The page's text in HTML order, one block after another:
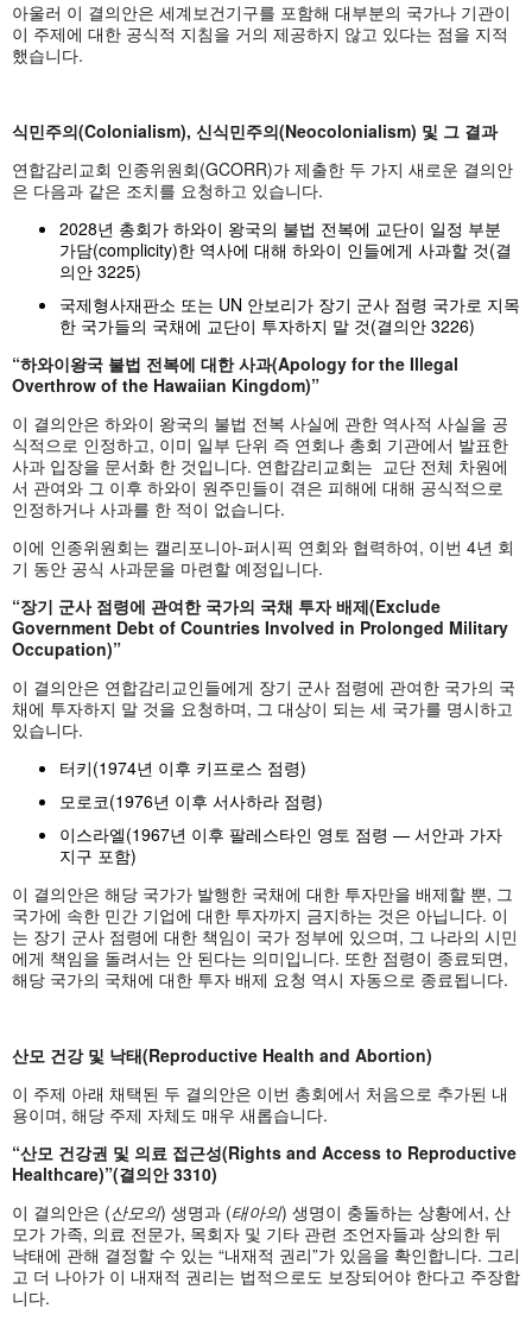
아울러 이 결의안은 세계보건기구를 포함해 대부분의 국가나 기관이
이 주제에 대한 공식적 지침을 거의 제공하지 않고 있다는 점을 지적
했습니다.
식민주의(Colonialism), 신식민주의(Neocolonialism) 및 그 결과
연합감리교회 인종위원회(GCORR)가 제출한 두 가지 새로운 결의안
은 다음과 같은 조치를 요청하고 있습니다.
2028년 총회가 하와이 왕국의 불법 전복에 교단이 일정 부분
가담(complicity)한 역사에 대해 하와이 인들에게 사과할 것(결
의안 3225)
국제형사재판소 또는 UN 안보리가 장기 군사 점령 국가로 지목
한 국가들의 국채에 교단이 투자하지 말 것(결의안 3226)
“하와이왕국 불법 전복에 대한 사과(Apology for the Illegal
Overthrow of the Hawaiian Kingdom)”
이 결의안은 하와이 왕국의 불법 전복 사실에 관한 역사적 사실을 공
식적으로 인정하고, 이미 일부 단위 즉 연회나 총회 기관에서 발표한
사과 입장을 문서화 한 것입니다. 연합감리교회는 교단 전체 차원에
서 관여와 그 이후 하와이 원주민들이 겪은 피해에 대해 공식적으로
인정하거나 사과를 한 적이 없습니다.
이에 인종위원회는 캘리포니아-퍼시픽 연회와 협력하여, 이번 4년 회
기 동안 공식 사과문을 마련할 예정입니다.
“장기 군사 점령에 관여한 국가의 국채 투자 배제(Exclude
Government Debt of Countries Involved in Prolonged Military
Occupation)”
이 결의안은 연합감리교인들에게 장기 군사 점령에 관여한 국가의 국
채에 투자하지 말 것을 요청하며, 그 대상이 되는 세 국가를 명시하고
있습니다.
터키(1974년 이후 키프로스 점령)
모로코(1976년 이후 서사하라 점령)
이스라엘(1967년 이후 팔레스타인 영토 점령 — 서안과 가자
지구 포함)
이 결의안은 해당 국가가 발행한 국채에 대한 투자만을 배제할 뿐, 그
국가에 속한 민간 기업에 대한 투자까지 금지하는 것은 아닙니다. 이
는 장기 군사 점령에 대한 책임이 국가 정부에 있으며, 그 나라의 시민
에게 책임을 돌려서는 안 된다는 의미입니다. 또한 점령이 종료되면,
해당 국가의 국채에 대한 투자 배제 요청 역시 자동으로 종료됩니다.
산모 건강 및 낙태(Reproductive Health and Abortion)
이 주제 아래 채택된 두 결의안은 이번 총회에서 처음으로 추가된 내
용이며, 해당 주제 자체도 매우 새롭습니다.
“산모 건강권 및 의료 접근성(Rights and Access to Reproductive
Healthcare)”(결의안 3310)
이 결의안은 (산모의) 생명과 (태아의) 생명이 충돌하는 상황에서, 산
모가 가족, 의료 전문가, 목회자 및 기타 관련 조언자들과 상의한 뒤
낙태에 관해 결정할 수 있는 “내재적 권리”가 있음을 확인합니다. 그리
고 더 나아가 이 내재적 권리는 법적으로도 보장되어야 한다고 주장합
니다.